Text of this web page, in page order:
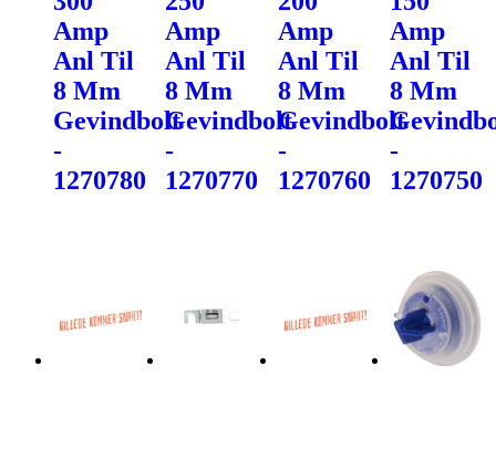
Amp
Anl Til
8 Mm
Gevindbolt
-
1270780
Amp
Anl Til
8 Mm
Gevindbolt
-
1270770
Amp
Anl Til
8 Mm
Gevindbolt
-
1270760
Amp
Anl Til
8 Mm
-
1270750